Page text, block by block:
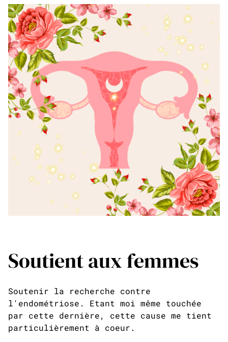
Soutient aux femmes
Soutenir la recherche contre
l'endométriose. Etant moi même touchée
par cette dernière, cette cause me tient
particulièrement à coeur.